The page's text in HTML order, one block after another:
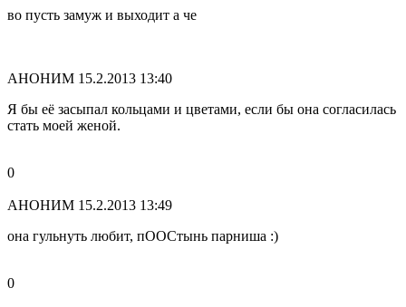
во пусть замуж и выходит а че
АНОНИМ 15.2.2013 13:40
Я бы её засыпал кольцами и цветами, если бы она согласилась
стать моей женой.
0
АНОНИМ 15.2.2013 13:49
она гульнуть любит, пООСтынь парниша :)
0